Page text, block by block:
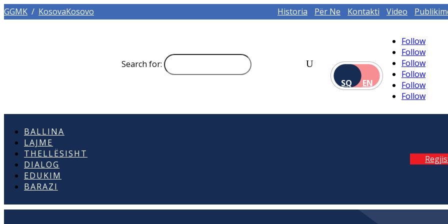
GGMK / KosovaKosovo Historia Për Ne Kontakti Video
Search for:
SQ
EN
Follow
Follow
Follow
Follow
Follow
Follow
BALLINA
LAJME
THELLËSISHT
DIALOG
EDUKIM
BARAZI